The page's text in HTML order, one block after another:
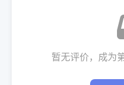
暂无评价，成为